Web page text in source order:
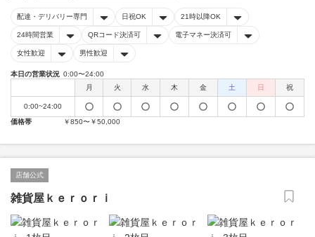
配達・デリバリー専門 日祝OK 21時以降OK
24時間営業 QRコード決済可 電子マネー決済可
女性歓迎 男性歓迎
本日の営業状況 0:00〜24:00
月
火 水 木 金 土 日 祝
0:00~24:00
価格帯
￥850〜￥50,000
店舗公式
雑貨屋ｋｅｒｏｒｉ